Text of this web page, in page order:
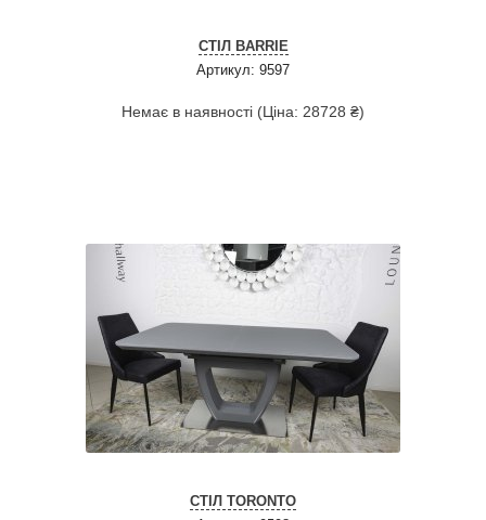
СТІЛ BARRIE
Артикул: 9597
Немає в наявності (Ціна: 28728 ₴)
СТІЛ TORONTO